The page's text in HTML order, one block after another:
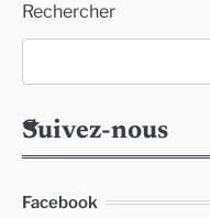
Rechercher
Suivez-nous
Facebook